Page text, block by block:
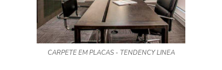
CARPETE EM PLACAS - TENDENCY LINEA